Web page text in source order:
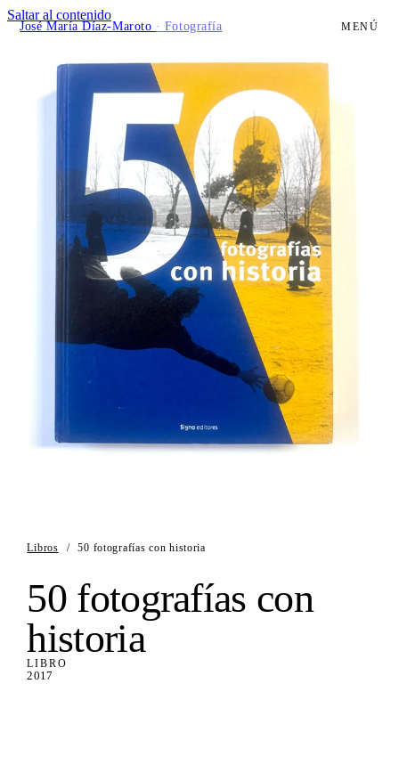
Saltar al contenido
José María Díaz-Maroto · Fotografía MENÚ
Libros / 50 fotografías con historia
50 fotografías con
historia
LIBRO
2017